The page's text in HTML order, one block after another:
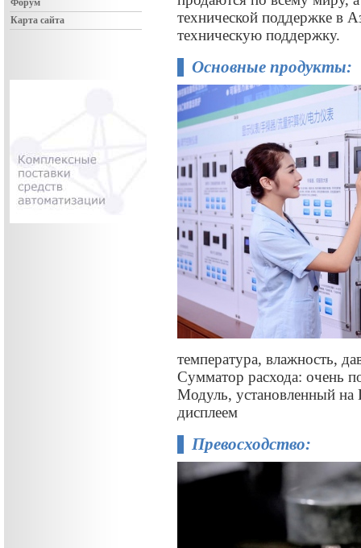
Форум
Карта сайта
технической поддержке в
техническую поддержку.
Основные продукты:
температура, влажность,
Сумматор расхода: очень
Модуль, установленный
дисплеем
Превосходство: